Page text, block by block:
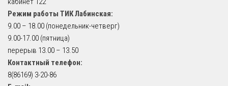
Режим работы ТИК Лабинская:
9.00 – 18.00 (понедельник-четверг)
9.00-17.00 (пятница)
перерыв 13.00 – 13.50
Контактный телефон:
8(86169) 3-20-86